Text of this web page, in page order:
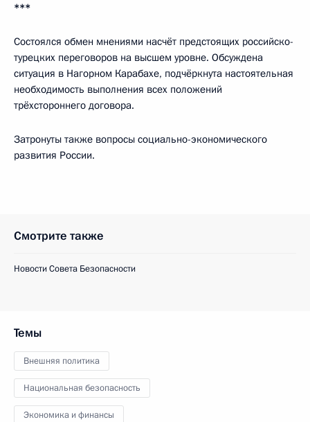
***
Состоялся обмен мнениями насчёт предстоящих российско-
турецких переговоров на высшем уровне. Обсуждена
ситуация в Нагорном Карабахе, подчёркнута настоятельная
необходимость выполнения всех положений
трёхстороннего договора.
Затронуты также вопросы социально-экономического
развития России.
Смотрите также
Новости Совета Безопасности
Темы
Внешняя политика
Национальная безопасность
Экономика и финансы